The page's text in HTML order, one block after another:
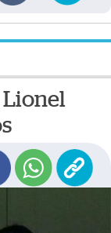
Lionel